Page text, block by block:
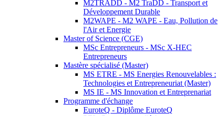
M2TRADD - M2 TraDD - Transport et
Développement Durable
M2WAPE - M2 WAPE - Eau, Pollution de
l'Air et Energie
Master of Science (CGE)
MSc Entrepreneurs - MSc X-HEC
Entrepreneurs
Mastère spécialisé (Master)
MS ETRE - MS Energies Renouvelables :
Technologies et Entrepreneuriat (Master)
MS IE - MS Innovation et Entreprenariat
Programme d'échange
EuroteQ - Diplôme EuroteQ